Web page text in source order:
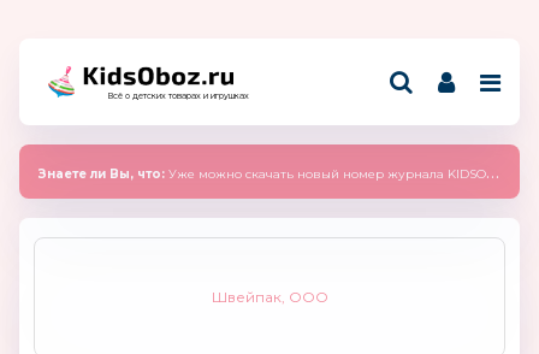
Всё о детских товарах и игрушках
Знаете ли Вы, что: Уже можно скачать новый номер журнала KIDSOBOZ 2025 (сентябрь)
Швейпак, ООО